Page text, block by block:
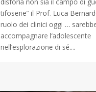
tifoserie” il Prof. Luca
ruolo dei clinici oggi …
accompagnare l’adolescente
nell’esplorazione di sé....